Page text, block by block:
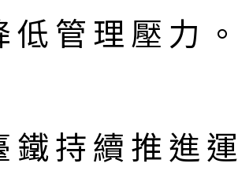
低管理壓力
鐵持續推進